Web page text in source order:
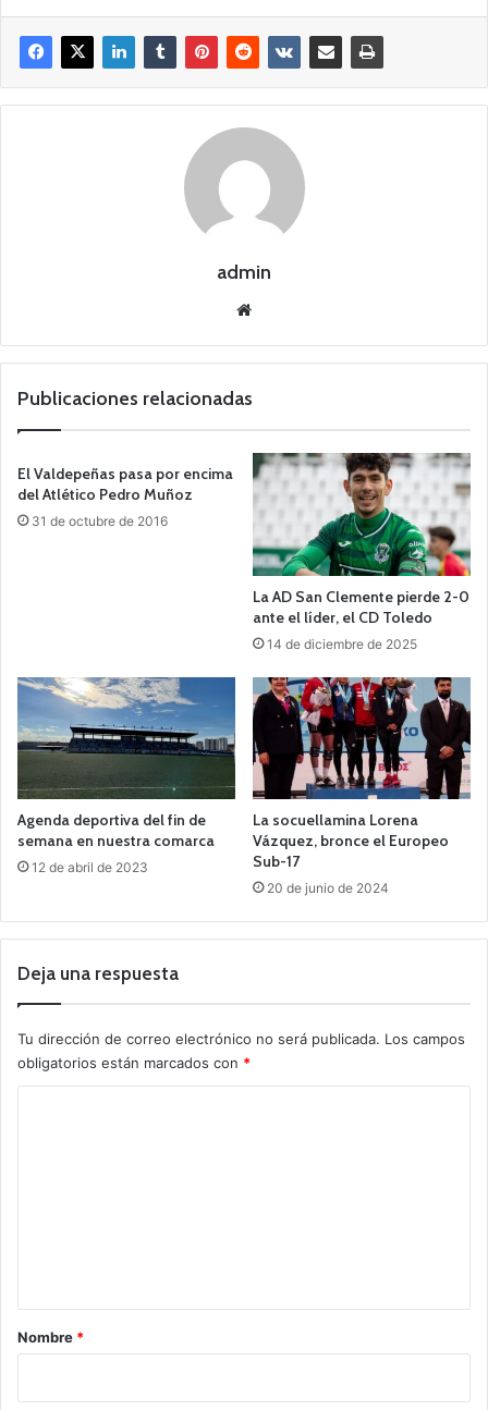
admin
we
Publicaciones relacionadas
El Valdepeñas pasa por encima
del Atlético Pedro Muñoz
31 de octubre de 2016
La AD San Clemente pierde 2-0
ante el líder, el CD Toledo
14 de diciembre de 2025
Agenda deportiva del fin de
semana en nuestra comarca
12 de abril de 2023
La socuellamina Lorena
Vázquez, bronce el Europeo
Sub-17
20 de junio de 2024
Deja una respuesta
Tu dirección de correo electrónico no será publicada. Los campos
obligatorios están marcados con *
r
Nombre *